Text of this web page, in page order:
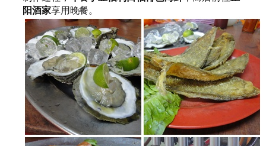
阳酒家享用晚餐。